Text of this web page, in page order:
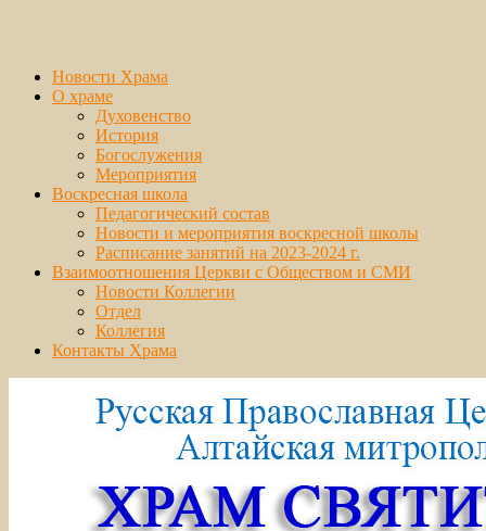
Новости Храма
О храме
Духовенство
История
Богослужения
Мероприятия
Воскресная школа
Педагогический состав
Новости и мероприятия воскресной школы
Расписание занятий на 2023-2024 г.
Взаимоотношения Церкви с Обществом и СМИ
Новости Коллегии
Отдел
Коллегия
Контакты Храма